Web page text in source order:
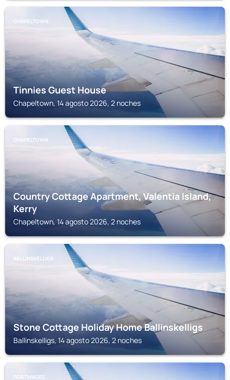
CHAPELTOWN
Tinnies Guest House
Chapeltown, 14 agosto 2026, 2 noches
CHAPELTOWN
Country Cottage Apartment, Valentia Island,
Kerry
Chapeltown, 14 agosto 2026, 2 noches
BALLINSKELLIGS
Stone Cottage Holiday Home Ballinskelligs
Ballinskelligs, 14 agosto 2026, 2 noches
PORTMAGEE